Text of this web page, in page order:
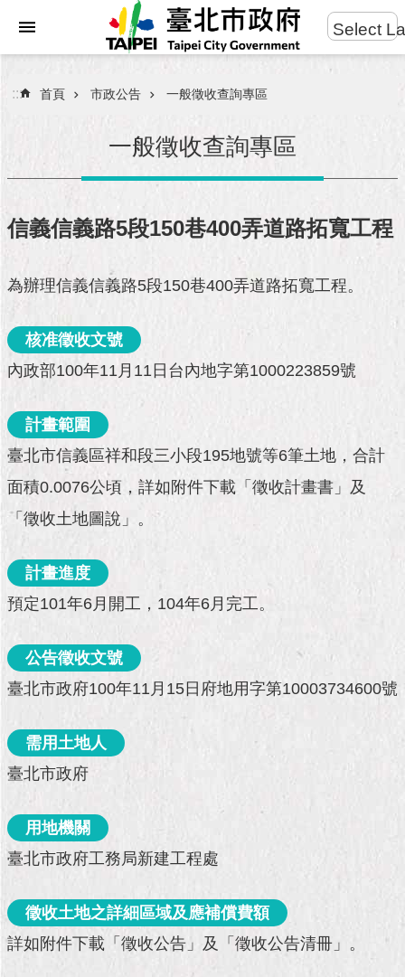
進
搜
民
服
市
團
隊
政
公
告
施
政
景
及
成
市
政
料
館
現
臺
北
活
動
主
題
Select
::: 首頁 市政公告 一般徵收查詢專區
一般徵收查詢專區
信義信義路5段150巷400弄道路拓寬工程
為辦理信義信義路5段150巷400弄道路拓寬工程。
核准徵收文號
內政部100年11月11日台內地字第1000223859號
計畫範圍
臺北市信義區祥和段三小段195地號等6筆土地，合計
面積0.0076公頃，詳如附件下載「徵收計畫書」及
「徵收土地圖說」。
計畫進度
預定101年6月開工，104年6月完工。
公告徵收文號
臺北市政府100年11月15日府地用字第10003734600號
需用土地人
臺北市政府
用地機關
臺北市政府工務局新建工程處
徵收土地之詳細區域及應補償費額
詳如附件下載「徵收公告」及「徵收公告清冊」。